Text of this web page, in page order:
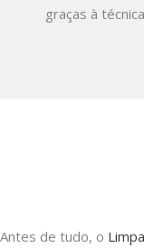
graças à
Antes de tudo, o